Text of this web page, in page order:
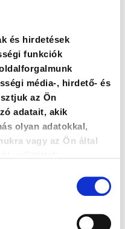
és hirdetések
funkciók
média-, hirdető- és
az Ön
adatait, akik
olyan adatokkal,
vagy az Ön által